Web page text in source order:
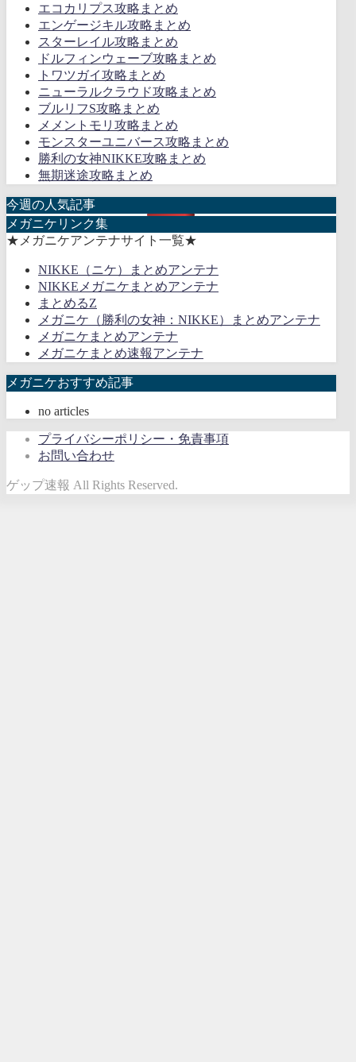
エコカリプス攻略まとめ
エンゲージキル攻略まとめ
スターレイル攻略まとめ
ドルフィンウェーブ攻略まとめ
トワツガイ攻略まとめ
ニューラルクラウド攻略まとめ
ブルリフS攻略まとめ
メメントモリ攻略まとめ
モンスターユニバース攻略まとめ
勝利の女神NIKKE攻略まとめ
無期迷途攻略まとめ
今週の人気記事
メガニケリンク集
★メガニケアンテナサイト一覧★
NIKKE（ニケ）まとめアンテナ
NIKKEメガニケまとめアンテナ
まとめるZ
メガニケ（勝利の女神：NIKKE）まとめアンテナ
メガニケまとめアンテナ
メガニケまとめ速報アンテナ
メガニケおすすめ記事
no articles
プライバシーポリシー・免責事項
お問い合わせ
ゲップ速報 All Rights Reserved.